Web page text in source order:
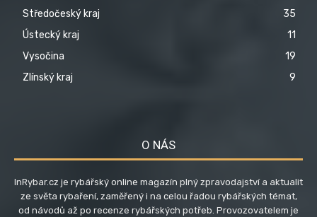
Středočeský kraj
35
Ústecký kraj
11
Vysočina
19
Zlínský kraj
9
O NÁS
InRybar.cz je rybářský online magazín plný zpravodajství a aktualit
ze světa rybaření, zaměřený i na celou řadou rybářských témat,
od návodů až po recenze rybářských potřeb. Provozovatelem je